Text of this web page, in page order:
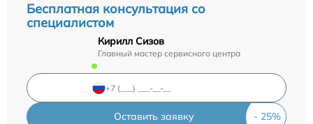
Бесплатная консультация со
специалистом
Кирилл Сизов
Главный мастер сервисного центра
Оставить заявку